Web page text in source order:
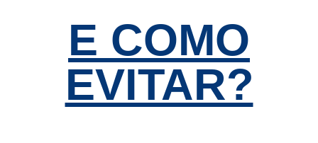
E COMO
EVITAR?